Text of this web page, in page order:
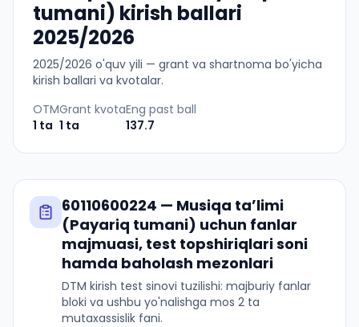
tumani) kirish ballari
2025/2026
2025/2026 o'quv yili — grant va shartnoma bo'yicha
kirish ballari va kvotalar.
OTM
1 ta
Grant kvota
1 ta
Eng past ball
137.7
60110600224 — Musiqa taʼlimi
(Payariq tumani) uchun fanlar
majmuasi, test topshiriqlari soni
hamda baholash mezonlari
DTM kirish test sinovi tuzilishi: majburiy fanlar
bloki va ushbu yo'nalishga mos 2 ta
mutaxassislik fani.